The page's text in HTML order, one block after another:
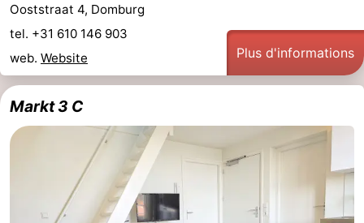
Ooststraat 4, Domburg
tel. +31 610 146 903
web. Website Plus d'informations
Markt 3 C